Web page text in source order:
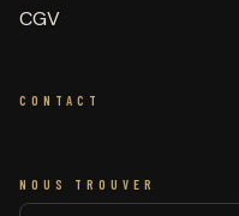
CGV
CONTACT
NOUS TROUVER